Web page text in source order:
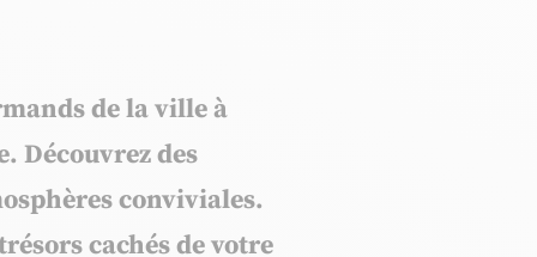
de la ville à
Découvrez des
conviviales.
cachés de votre